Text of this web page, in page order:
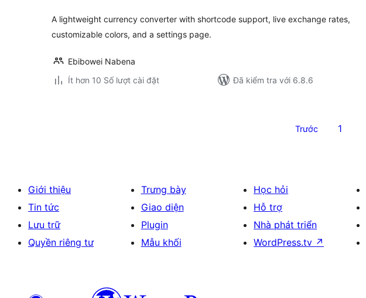
A lightweight currency converter with shortcode support, live exchange rates,
customizable colors, and a settings page.
Ebibowei Nabena
Ít hơn 10 Số lượt cài đặt
Đã kiểm tra với 6.8.6
Trước 1
Giới thiệu
Tin tức
Lưu trữ
Quyền riêng tư
Trưng bày
Giao diện
Plugin
Mẫu khối
Học hỏi
Hỗ trợ
Nhà phát triển
WordPress.tv ↗